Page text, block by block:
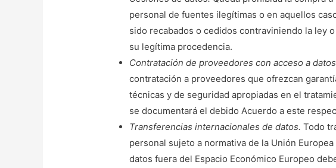
personal de fuentes ilegítimas o en aquellos
sido recabados o cedidos contraviniendo la ley
su legítima procedencia.
Contratación de proveedores con acceso a datos
contratación a proveedores que ofrezcan
técnicas y de seguridad apropiadas en el
se documentará el debido Acuerdo a este
Transferencias internacionales de datos.Todo
personal sujeto a normativa de la Unión
datos fuera del Espacio Económico Europeo